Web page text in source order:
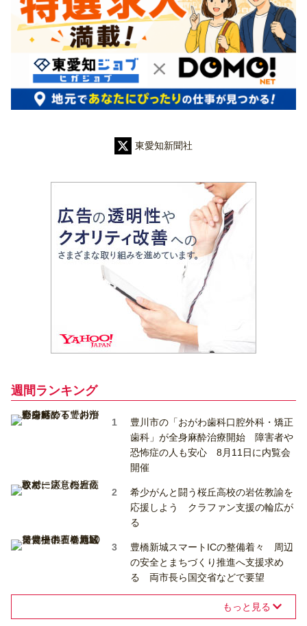
東愛知新聞社
週間ランキング
豊川市の「おがわ歯科口腔外科・矯正
歯科」が全身麻酔治療開始 障害者や
恐怖症の人も安心 8月11日に内覧会
開催
希少がんと闘う桜丘高校の岩佐教諭を
応援しよう クラファン支援の輪広が
る
豊橋新城スマートICの整備着々 周辺
の安全とまちづくり推進へ支援求め
る 両市長ら国交省などで要望
もっと見る